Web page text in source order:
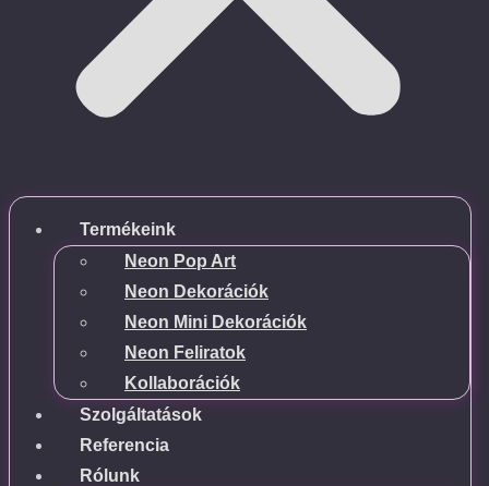
Termékeink
Neon Pop Art
Neon Dekorációk
Neon Mini Dekorációk
Neon Feliratok
Kollaborációk
Szolgáltatások
Referencia
Rólunk